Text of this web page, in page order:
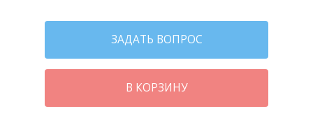
ЗАДАТЬ ВОПРОС
В КОРЗИНУ